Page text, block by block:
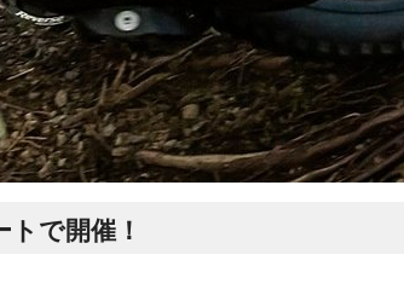
で開催！